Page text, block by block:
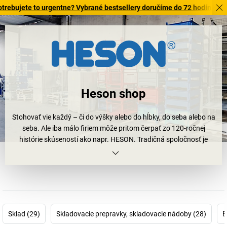
to urgentne? Vybrané bestsellery doručíme do 72 hodín. Objavte
Heson shop
Stohovať vie každý – či do výšky alebo do hĺbky, do seba alebo na
seba. Ale iba málo firiem môže pritom čerpať zo 120-ročnej
histórie skúseností ako napr. HESON. Tradičná spoločnosť je
spoľahlivým partnerom pre všetko z oblasti profesionálneho
nesmieme na stohovacie prepravky s plnými stenami. V programe
HESON máme pre vás takistohliníkové ploché palety,žeriavové
Sklad (29) Skladovacie prepravky, skladovacie nádoby (28)